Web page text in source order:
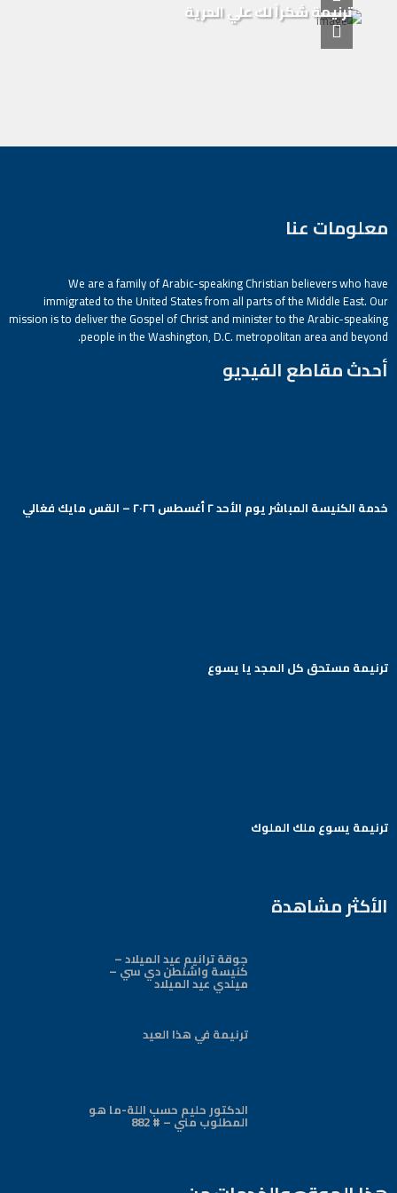
ترنيمة شكراً لك علي الحرية
معلومات عنا
We are a family of Arabic-speaking Christian believers who have
immigrated to the United States from all parts of the Middle East. Our
mission is to deliver the Gospel of Christ and minister to the Arabic-speaking
people in the Washington, D.C. metropolitan area and beyond.
أحدث مقاطع الفيديو
خدمة الكنيسة المباشر يوم الأحد ٢ أغسطس ٢٠٢٦ – القس مايك فغالي
ترنيمة مستحق كل المجد يا يسوع
ترنيمة يسوع ملك الملوك
الأكثر مشاهدة
جوقة ترانيم عيد الميلاد –
كنيسة واشنطن دي سي –
ميلدي عيد الميلاد
ترنيمة في هذا العيد
الدكتور حليم حسب اللة-ما هو
المطلوب مني – # 882